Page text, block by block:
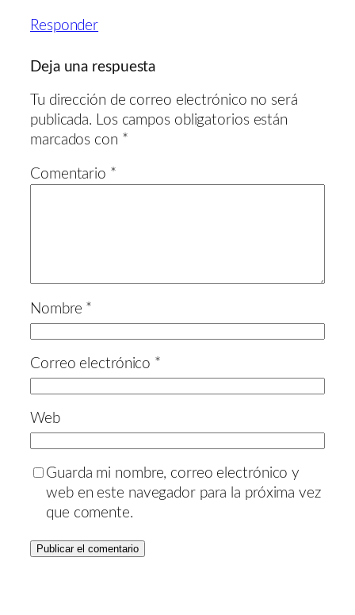
Responder
Deja una respuesta
Tu dirección de correo electrónico no será
publicada. Los campos obligatorios están
marcados con *
Comentario *
Nombre *
Correo electrónico *
Web
Guarda mi nombre, correo electrónico y
web en este navegador para la próxima vez
que comente.